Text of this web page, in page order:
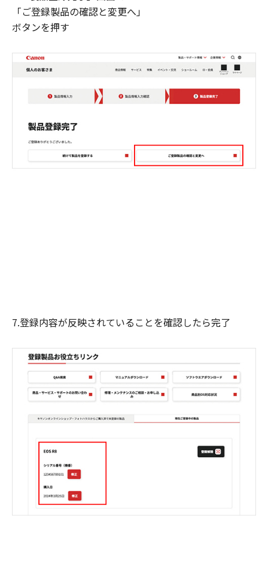
「ご登録製品の確認と変更へ」
ボタンを押す
7.登録内容が反映されていることを確認したら完了